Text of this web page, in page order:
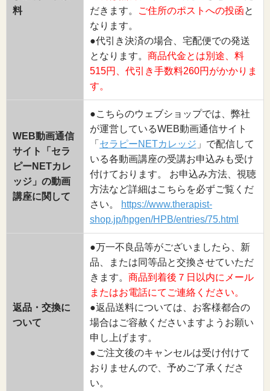
料
だきます。
ご住所のポストへの投函と
なります。
●代引き決済の場合、宅配便での発送
となります。 商品代金とは別途、料
515円、代引き手数料260円がかかりま
す。
WEB動画通信
サイト「セラ
ピーNETカレ
ッジ」の動画
講座に関して
●こちらのウェブショップでは、弊社
が運営しているWEB動画通信サイト
「 セラピーNETカレッジ 」で配信して
いる各動画講座の受講お申込みも受け
付けております。 お申込み方法、視聴
方法など詳細はこちらを必ずご覧くだ
さい。
https://www.therapist-
shop.jp/hpgen/HPB/entries/75.html
返品・交換に
ついて
●万一不良品等がございましたら、新
品、または同等品と交換させていただ
きます。 商品到着後７日以内にメール
またはお電話にてご連絡ください。
●返品送料については、お客様都合の
場合はご容赦くださいますようお願い
申し上げます。
●ご注文後のキャンセルは受け付けて
おりませんので、予めご了承くださ
い。